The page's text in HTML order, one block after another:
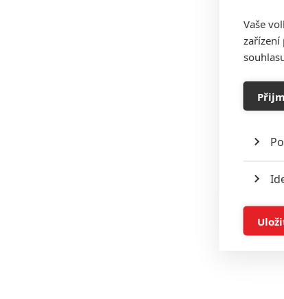
Vaše
zařízení